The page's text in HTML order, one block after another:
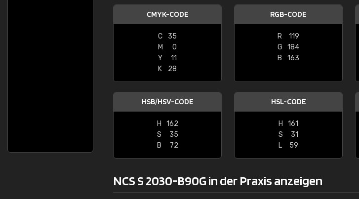
CMYK-CODE
C
35
M
0
Y
11
K
28
RGB-CODE
R
119
G
184
B
163
HSB/HSV-CODE
H
162
S
35
B
72
HSL-CODE
H
161
S
31
L
59
NCS S 2030-B90G in der Praxis anzeigen
"Alles so,
schnelle